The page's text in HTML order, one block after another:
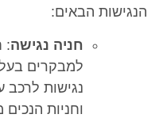
הבאים:
חניה נגישה: חניון תת
למבקרים בעלי
נגישות לרכב עם תג
וחניות הנכים מסומנים